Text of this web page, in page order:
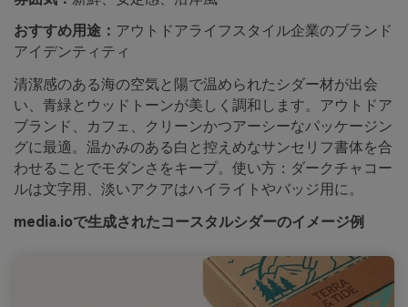
おすすめ用途： アウトドアライフスタイル企業のブランド
アイデンティティ
清潔感のある海の空気と陽で温められたシダー材が出会
い、青緑とウッドトーンが美しく調和します。アウトドア
ブランド、カフェ、クリーンかつアーシーなパッケージン
グに最適。温かみのある白と控えめなサンセリフ書体を合
わせることでモダンさをキープ。使い方：ダークチャコー
ルは文字用、淡いアクアはハイライトやバッジ用に。
media.ioで生成されたコースタルシダーのイメージ例